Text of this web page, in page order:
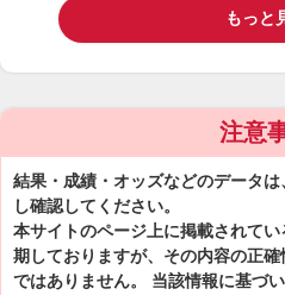
もっと
注意
結果・成績・オッズなどのデータ
し確認してください。
本サイトのページ上に掲載されて
期しておりますが、その内容の正
ではありません。 当該情報に基づ